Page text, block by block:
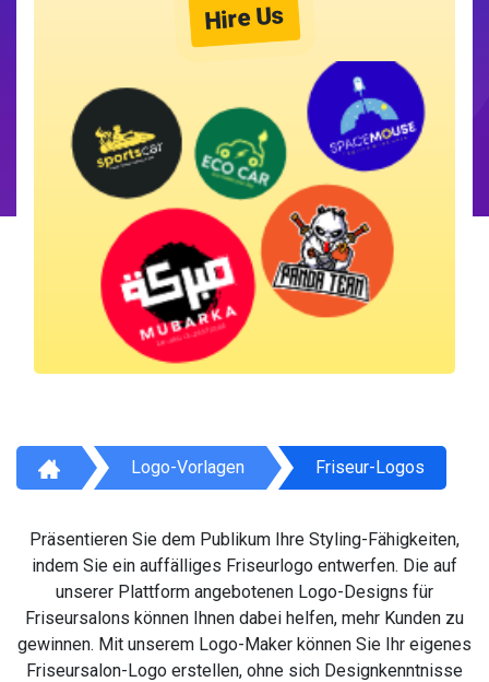
Hire Us
Logo-Vorlagen Friseur-Logos
Präsentieren Sie dem Publikum Ihre Styling-Fähigkeiten,
indem Sie ein auffälliges Friseurlogo entwerfen. Die auf
unserer Plattform angebotenen Logo-Designs für
Friseursalons können Ihnen dabei helfen, mehr Kunden zu
gewinnen. Mit unserem Logo-Maker können Sie Ihr eigenes
Friseursalon-Logo erstellen, ohne sich Designkenntnisse